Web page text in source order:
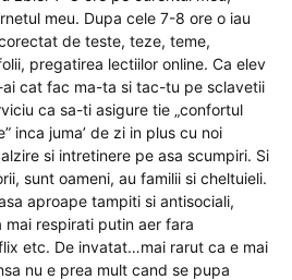
meu. Dupa cele 7-8 ore o iau
de teste, teze, teme,
pregatirea lectiilor online. Ca elev
cat fac ma-ta si tac-tu pe sclavetii
ca sa-ti asigure tie „confortul
inca juma’ de zi in plus cu noi
si intretinere pe asa scumpiri. Si
sunt oameni, au familii si cheltuieli.
aproape tampiti si antisociali,
mai respirati putin aer fara
etc. De invatat…mai rarut ca e mai
nu e prea mult cand se pupa